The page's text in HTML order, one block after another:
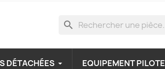
search
DÉTACHÉES EQUIPEMENT PILOTE